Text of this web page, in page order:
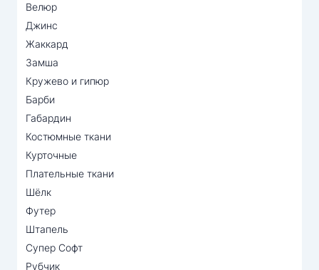
Велюр
Джинс
Жаккард
Замша
Кружево и гипюр
Барби
Габардин
Костюмные ткани
Курточные
Плательные ткани
Шёлк
Футер
Штапель
Супер Софт
Рубчик